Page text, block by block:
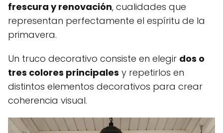
frescura y renovación, cualidades que
representan perfectamente el espíritu de la
primavera.
Un truco decorativo consiste en elegir dos o
tres colores principales y repetirlos en
distintos elementos decorativos para crear
coherencia visual.